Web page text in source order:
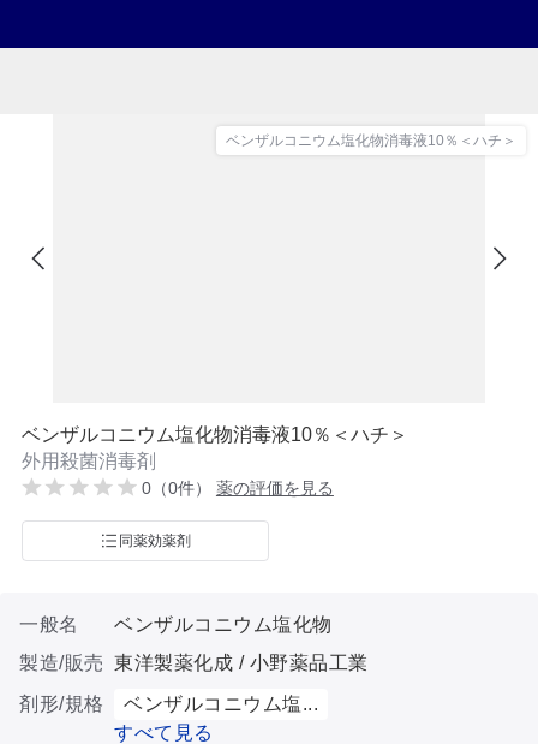
ベンザルコニウム塩化物消毒液10％＜ハチ＞
ベンザルコニウム塩化物消毒液10％＜ハチ＞
外用殺菌消毒剤
0（0件） 薬の評価を見る
同薬効薬剤
一般名
ベンザルコニウム塩化物
製造/販売 東洋製薬化成 / 小野薬品工業
剤形/規格
ベンザルコニウム塩...
すべて見る